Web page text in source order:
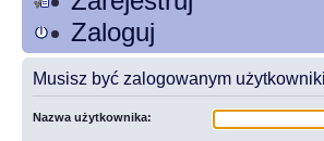
Zaloguj
Musisz być zalogowanym
Nazwa użytkownika: